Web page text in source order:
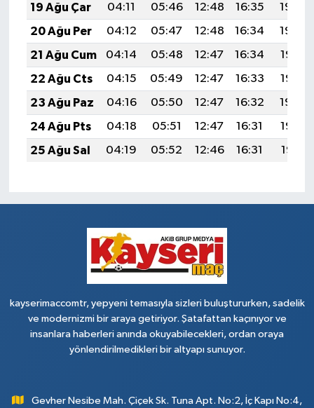
19 Ağu Çar
04:11 05:46 12:48 16:35
19:40
20 Ağu Per
04:12 05:47 12:48 16:34
19:39
21 Ağu Cum
04:14 05:48 12:47 16:34
19:37
22 Ağu Cts
04:15 05:49 12:47 16:33
19:36
23 Ağu Paz
04:16 05:50 12:47 16:32
19:34
24 Ağu Pts
04:18 05:51 12:47 16:31
19:33
25 Ağu Sal
04:19 05:52 12:46 16:31 19:31
kayserimaccomtr, yepyeni temasıyla sizleri buluştururken, sadelik
ve modernizmi bir araya getiriyor. Şatafattan kaçınıyor ve
insanlara haberleri anında okuyabilecekleri, ordan oraya
yönlendirilmedikleri bir altyapı sunuyor.
Gevher Nesibe Mah. Çiçek Sk. Tuna Apt. No:2, İç Kapı No:4,